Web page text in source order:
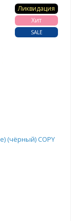
Ликвидация
Хит
SALE
(чёрный) COPY